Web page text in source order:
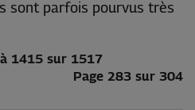
sont parfois pourvus très
1415 sur 1517
Page 283 sur 304